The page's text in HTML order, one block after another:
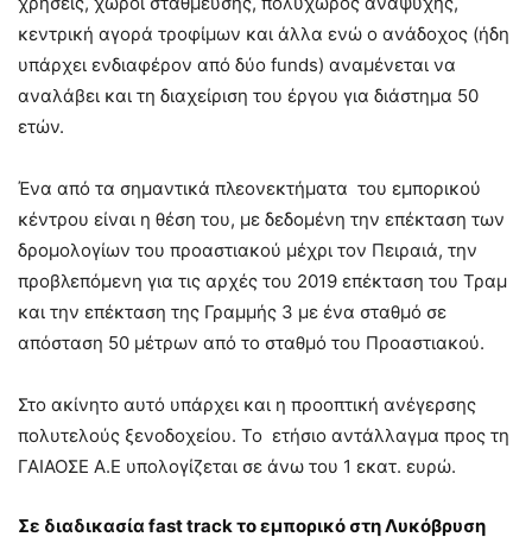
κεντρική αγορά τροφίμων και άλλα ενώ ο ανάδοχος (ήδη
υπάρχει ενδιαφέρον από δύο funds) αναμένεται να
αναλάβει και τη διαχείριση του έργου για διάστημα 50
ετών.
Ένα από τα σημαντικά πλεονεκτήματα του εμπορικού
κέντρου είναι η θέση του, με δεδομένη την επέκταση των
δρομολογίων του προαστιακού μέχρι τον Πειραιά, την
προβλεπόμενη για τις αρχές του 2019 επέκταση του Τραμ
και την επέκταση της Γραμμής 3 με ένα σταθμό σε
απόσταση 50 μέτρων από το σταθμό του Προαστιακού.
Στο ακίνητο αυτό υπάρχει και η προοπτική ανέγερσης
πολυτελούς ξενοδοχείου. Το ετήσιο αντάλλαγμα προς τη
ΓΑΙΑΟΣΕ Α.Ε υπολογίζεται σε άνω του 1 εκατ. ευρώ.
Σε διαδικασία fast track το εμπορικό στη Λυκόβρυση